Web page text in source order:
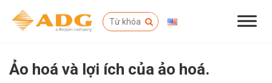
Ảo hoá và lợi ích của ảo hoá.